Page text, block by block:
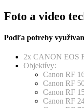
Foto a video
Podľa potreby
2x CANON EOS
Objektívy:
Canon RF
Canon RF
Canon RF
Canon RF